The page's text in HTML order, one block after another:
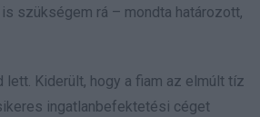
szükségem rá – mondta határozott,
lett. Kiderült, hogy a fiam az elmúlt tíz
ingatlanbefektetési céget